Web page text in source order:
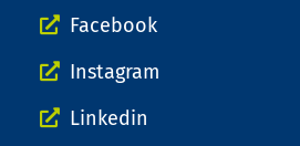
Facebook
Instagram
Linkedin